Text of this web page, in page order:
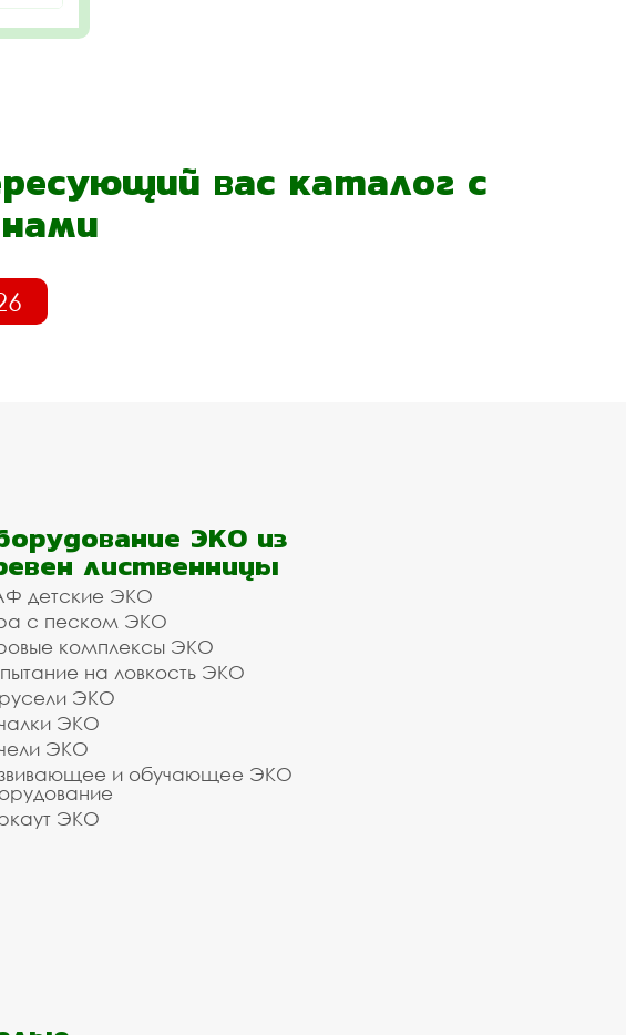
вас каталог с
ЭКО из
лиственницы
детские ЭКО
с песком ЭКО
комплексы ЭКО
на ловкость ЭКО
ЭКО
ЭКО
ЭКО
и обучающее ЭКО
ЭКО